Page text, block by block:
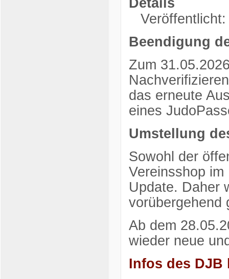
Details
Beendigung
Zum
das erneute
eines
Umstellung
Sowohl der
Vereinsshop
Update. Daher
vorübergehend
Ab dem
wieder neue
Infos des DJB